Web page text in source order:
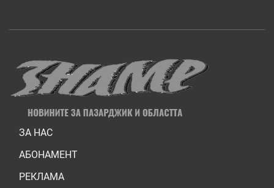
ЗА НАС
АБОНАМЕНТ
РЕКЛАМА